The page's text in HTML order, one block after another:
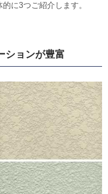
的に3つご紹介します。
ョンが豊富